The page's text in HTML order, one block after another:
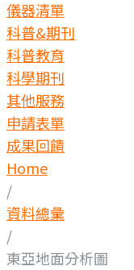
儀器清單
科普&期刊
科普教育
科學期刊
其他服務
申請表單
成果回饋
Home
/
資料總彙
/
東亞地面分析圖